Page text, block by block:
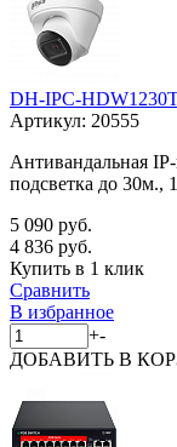
DH-IPC-
Артикул: 20555
Антивандальная
подсветка до 30м.,
5 090 руб.
4 836 руб.
Купить в 1 клик
Сравнить
В избранное
+-
ДОБАВИТЬ В